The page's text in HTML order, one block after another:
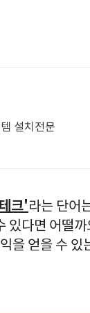
설치전문
크'라는 단어
있다면 어떨까
을 얻을 수 있